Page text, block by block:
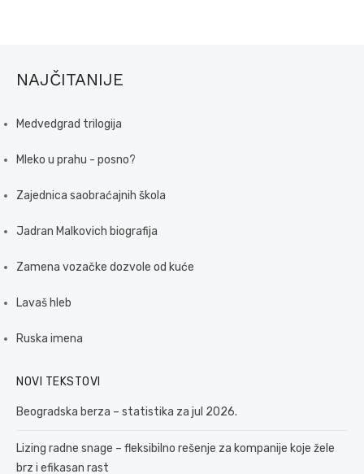
NAJČITANIJE
Medvedgrad trilogija
Mleko u prahu - posno?
Zajednica saobraćajnih škola
Jadran Malkovich biografija
Zamena vozačke dozvole od kuće
Lavaš hleb
Ruska imena
NOVI TEKSTOVI
Beogradska berza – statistika za jul 2026.
Lizing radne snage – fleksibilno rešenje za kompanije koje žele
brz i efikasan rast